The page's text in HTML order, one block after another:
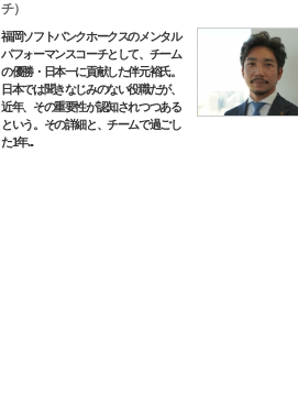
チ）
福岡ソフトバンクホークスのメンタル
パフォーマンスコーチとして、チーム
の優勝・日本一に貢献した伴元裕氏。
日本では聞きなじみのない役職だが、
近年、その重要性が認知されつつある
という。その詳細と、チームで過ごし
た1年...